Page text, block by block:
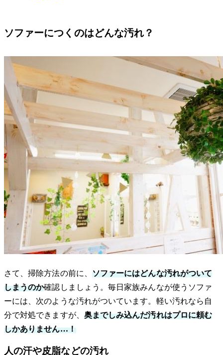
ソファーにつくのはどんな汚れ？
さて、掃除方法の前に、 ソファーにはどんな汚れがついて
しまうのか確認しましょう。毎日家族みんなが使うソファ
ーには、次のような汚れがついています。軽い汚れなら自
分で対処できますが、 奥までしみ込んだ汚れはプロに頼む
しかありません…！
人の汗や皮脂などの汚れ